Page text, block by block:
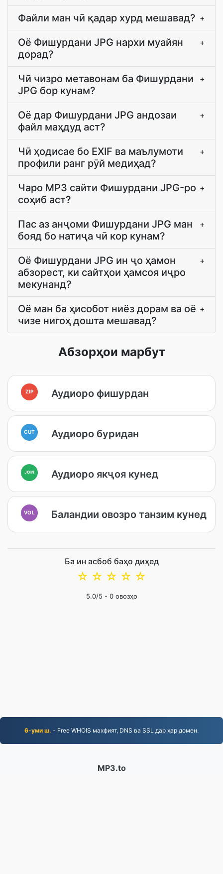
Файли ман чӣ қадар хурд мешавад? +
Оё Фишурдани JPG нархи муайян
дорад?
+
Чӣ чизро метавонам ба Фишурдани
JPG бор кунам?
+
Оё дар Фишурдани JPG андозаи
файл маҳдуд аст?
+
Чӣ ҳодисае бо EXIF ва маълумоти
профили ранг рӯй медиҳад?
+
Чаро MP3 сайти Фишурдани JPG-ро
соҳиб аст?
+
Пас аз анҷоми Фишурдани JPG ман
бояд бо натиҷа чӣ кор кунам?
+
Оё Фишурдани JPG ин ҷо ҳамон
абзорест, ки сайтҳои ҳамсоя иҷро
мекунанд?
+
Оё ман ба ҳисобот ниёз дорам ва оё
чизе нигоҳ дошта мешавад?
+
Абзорҳои марбут
ZIP Аудиоро фишурдан
CUT Аудиоро буридан
JOIN Аудиоро якҷоя кунед
VOL Баландии овозро танзим кунед
Ба ин асбоб баҳо диҳед
☆
☆
☆
☆
☆
5.0/5 - 0овозҳо
6-уми ш. - Free WHOIS махфият, DNS ва SSL дар ҳар домен.
MP3.to